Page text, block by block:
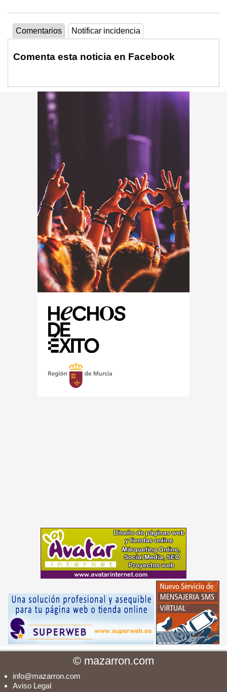
Comentarios Notificar incidencia
Comenta esta noticia en Facebook
© mazarron.com
info@mazarron.com
Aviso Legal